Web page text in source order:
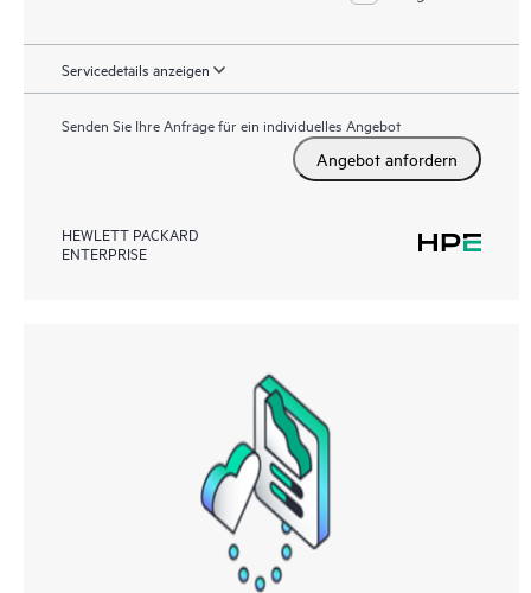
Servicedetails anzeigen
Senden Sie Ihre Anfrage für ein individuelles Angebot
Angebot anfordern
HEWLETT PACKARD
ENTERPRISE